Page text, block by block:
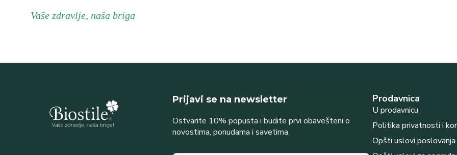
Vaše zdravlje, naša briga
Prijavi se na newsletter
Ostvarite 10% popusta i budite prvi obavešteni o
novostima, ponudama i savetima.
Prodavnica
U prodavnicu
Politika privatnosti i
Opšti uslovi poslovanja